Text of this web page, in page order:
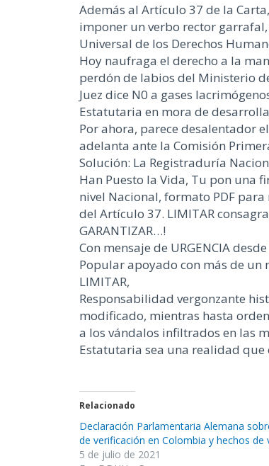
Además al Artículo 37 de la
imponer un verbo rector garrafal,
Universal de los Derechos
Hoy naufraga el derecho a la
perdón de labios del Ministerio
Juez dice N0 a gases
Estatutaria en mora de
Por ahora, parece desalentador
adelanta ante la Comisión
Solución: La Registraduría
Han Puesto la Vida, Tu pon una
nivel Nacional, formato PDF
del Artículo 37. LIMITAR
GARANTIZAR…!
Con mensaje de URGENCIA
Popular apoyado con más de un
LIMITAR,
Responsabilidad vergonzante
modificado, mientras hasta
a los vándalos infiltrados en las
Estatutaria sea una realidad que
Relacionado
Declaración Parlamentaria Alemana
de verificación en Colombia y hechos de
5 de julio de 2021